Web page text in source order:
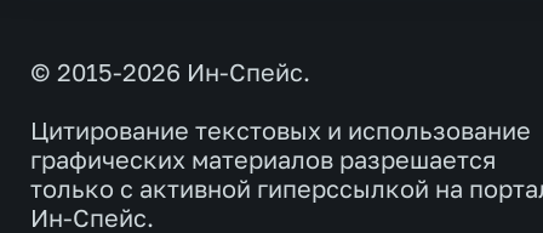
© 2015-2026 Ин-Спейс.
Цитирование текстовых и использование
графических материалов разрешается
только с активной гиперссылкой на
Ин-Спейс.